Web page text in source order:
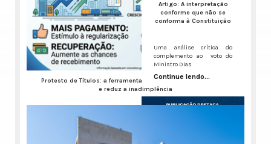
Protesto de Títulos: a ferramenta que impulsiona a economia
e reduz a inadimplência
A inadimplência no Brasil virou um ruído de fundo constante,
Artigo: A interpretação
conforme que não se
conforma à Constituição
Uma análise crítica do
complemento ao voto do
Ministro Dias
Continue lendo...